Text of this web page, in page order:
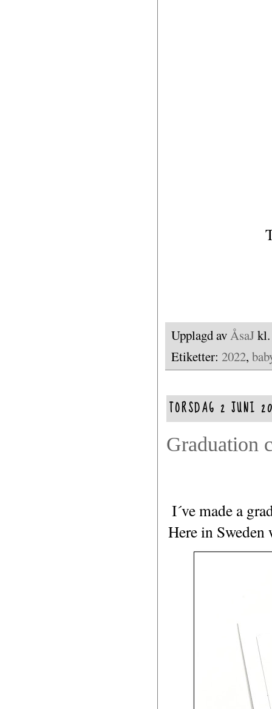
Upplagd avÅsaJ
Etiketter: 2022,
TORSDAG 2 JUNI
Graduation
I´ve made a
Here in Sweden